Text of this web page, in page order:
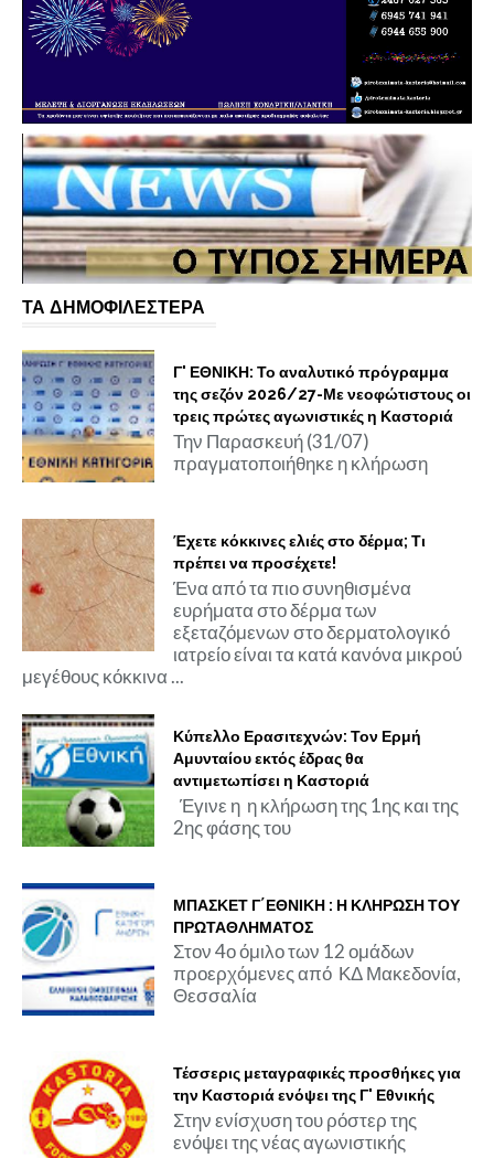
ΤΑ ΔΗΜΟΦΙΛΕΣΤΕΡΑ
Γ' ΕΘΝΙΚΗ: Το αναλυτικό πρόγραμμα
της σεζόν 2026/27-Με νεοφώτιστους οι
τρεις πρώτες αγωνιστικές η Καστοριά
Την Παρασκευή (31/07)
πραγματοποιήθηκε η κλήρωση
Έχετε κόκκινες ελιές στο δέρμα; Τι
πρέπει να προσέχετε!
Ένα από τα πιο συνηθισμένα
ευρήματα στο δέρμα των
εξεταζόμενων στο δερματολογικό
ιατρείο είναι τα κατά κανόνα μικρού
μεγέθους κόκκινα ...
Κύπελλο Ερασιτεχνών: Τον Ερμή
Αμυνταίου εκτός έδρας θα
αντιμετωπίσει η Καστοριά
Έγινε η η κλήρωση της 1ης και της
2ης φάσης του
ΜΠΑΣΚΕΤ Γ΄ΕΘΝΙΚΗ : Η ΚΛΗΡΩΣΗ ΤΟΥ
ΠΡΩΤΑΘΛΗΜΑΤΟΣ
Στον 4ο όμιλο των 12 ομάδων
προερχόμενες από ΚΔ Μακεδονία,
Θεσσαλία
Τέσσερις μεταγραφικές προσθήκες για
την Καστοριά ενόψει της Γ' Εθνικής
Στην ενίσχυση του ρόστερ της
ενόψει της νέας αγωνιστικής